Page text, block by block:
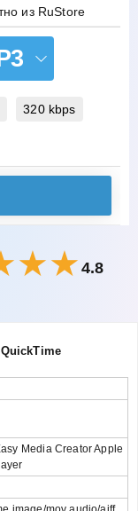
320 kbps
4.8
Media Creator Apple